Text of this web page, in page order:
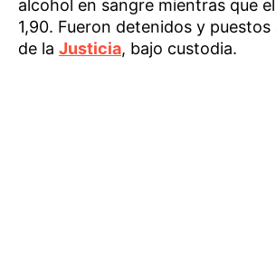
alcohol en sangre mientras que
1,90. Fueron detenidos y
de la Justicia, bajo custodia.